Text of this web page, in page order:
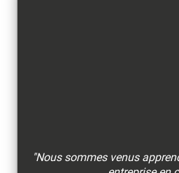
"Nous sommes venus